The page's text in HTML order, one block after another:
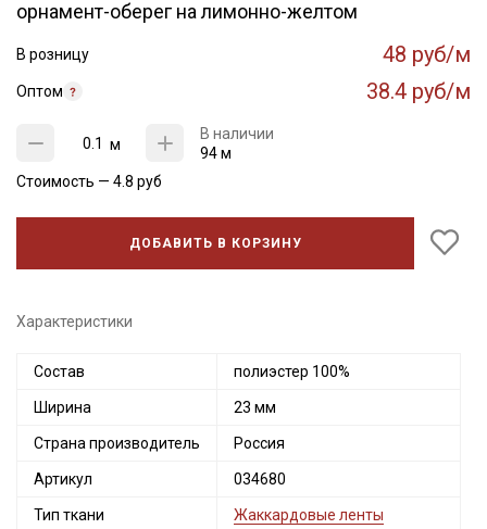
орнамент-оберег на лимонно-желтом
В розницу 48 руб/м
Оптом 38.4 руб/м
м
В наличии
94 м
Стоимость — 4.8 руб
ДОБАВИТЬ В КОРЗИНУ
Характеристики
Состав полиэстер 100%
Ширина 23 мм
Страна производитель Россия
Артикул 034680
Тип ткани Жаккардовые ленты